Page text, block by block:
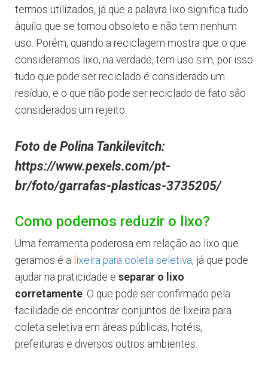
termos utilizados, já que a palavra lixo significa tudo
àquilo que se tornou obsoleto e não tem nenhum
uso. Porém, quando a reciclagem mostra que o que
consideramos lixo, na verdade, tem uso sim, por isso
tudo que pode ser reciclado é considerado um
resíduo, e o que não pode ser reciclado de fato são
considerados um rejeito.
Foto de Polina Tankilevitch:
https://www.pexels.com/pt-
br/foto/garrafas-plasticas-3735205/
Como podemos reduzir o lixo?
Uma ferramenta poderosa em relação ao lixo que
geramos é a lixeira para coleta seletiva, já que pode
ajudar na praticidade e separar o lixo
corretamente. O que pode ser confirmado pela
facilidade de encontrar conjuntos de lixeira para
coleta seletiva em áreas públicas, hotéis,
prefeituras e diversos outros ambientes.